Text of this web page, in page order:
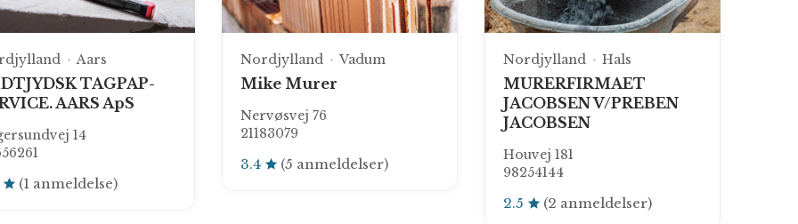
Aars
TAGPAP-
AARS ApS
14
(1 anmeldelse)
Nordjylland Vadum
Mike Murer
Nervøsvej 76
21183079
3.4 (5 anmeldelser)
Nordjylland Hals
MURERFIRMAET
JACOBSEN V/PREBEN
JACOBSEN
Houvej 181
98254144
2.5 (2 anmeldelser)